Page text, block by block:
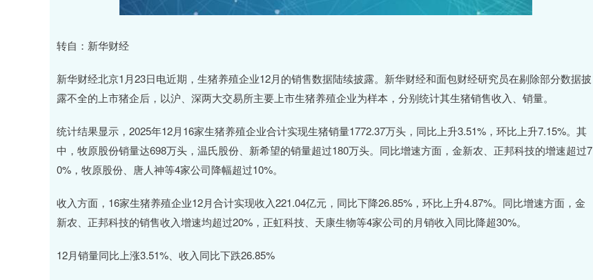
转自：新华财经
新华财经北京1月23日电近期，生猪养殖企业12月的销售数据陆续披露。新华财经和面包财经研究员在剔除部分数据披
露不全的上市猪企后，以沪、深两大交易所主要上市生猪养殖企业为样本，分别统计其生猪销售收入、销量。
统计结果显示，2025年12月16家生猪养殖企业合计实现生猪销量1772.37万头，同比上升3.51%，环比上升7.15%。其
中，牧原股份销量达698万头，温氏股份、新希望的销量超过180万头。同比增速方面，金新农、正邦科技的增速超过7
0%，牧原股份、唐人神等4家公司降幅超过10%。
收入方面，16家生猪养殖企业12月合计实现收入221.04亿元，同比下降26.85%，环比上升4.87%。同比增速方面，金
新农、正邦科技的销售收入增速均超过20%，正虹科技、天康生物等4家公司的月销收入同比降超30%。
12月销量同比上涨3.51%、收入同比下跌26.85%
深证成指 14311.01 200.89 4694.44 43.13